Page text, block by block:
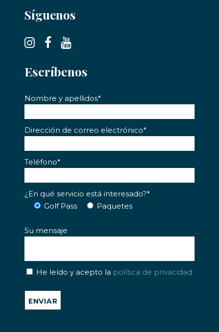
Síguenos
Escríbenos
Nombre y apellidos*
Dirección de correo electrónico*
Teléfono*
¿En qué servicio está interesado?*
Golf Pass
Paquetes
Su mensaje
He leído y acepto la política de privacidad